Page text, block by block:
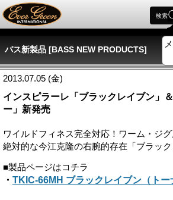
検索
バス新製品 [BASS NEW PRODUCTS]
2013.07.05 (金)
インスピラーレ「ブラックレイブン」
ー」新発売
ワイルドフィネス完全対応！ワーム・ジグ
絶対的な今江克隆の右腕的存在「ブラック
■製品ページはコチラ
・ TKIC-66MH ブラックレイブン（トー